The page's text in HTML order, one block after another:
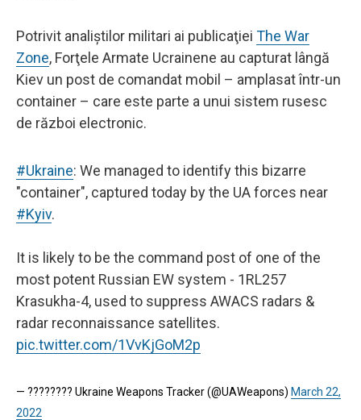
Potrivit analiştilor militari ai publicaţiei The War
Zone, Forţele Armate Ucrainene au capturat lângă
Kiev un post de comandat mobil – amplasat într-un
container – care este parte a unui sistem rusesc
de război electronic.
#Ukraine: We managed to identify this bizarre
"container", captured today by the UA forces near
#Kyiv.
It is likely to be the command post of one of the
most potent Russian EW system - 1RL257
Krasukha-4, used to suppress AWACS radars &
radar reconnaissance satellites.
pic.twitter.com/1VvKjGoM2p
— ???????? Ukraine Weapons Tracker (@UAWeapons) March 22,
2022